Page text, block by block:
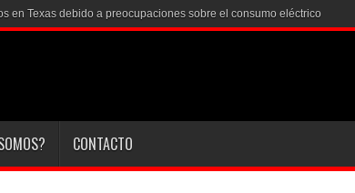
en Texas debido a preocupaciones sobre el consumo eléctrico y de ag
CONTACTO